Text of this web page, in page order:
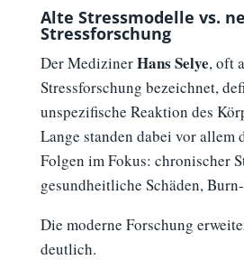
Alte Stressmodelle vs.
Stressforschung
Der MedizinerHans Selye, oft
Stressforschung bezeichnet,
unspezifische Reaktion des
Lange standen dabei vor allem
Folgen im Fokus: chronischer
gesundheitliche Schäden,
Die moderne Forschung
deutlich.